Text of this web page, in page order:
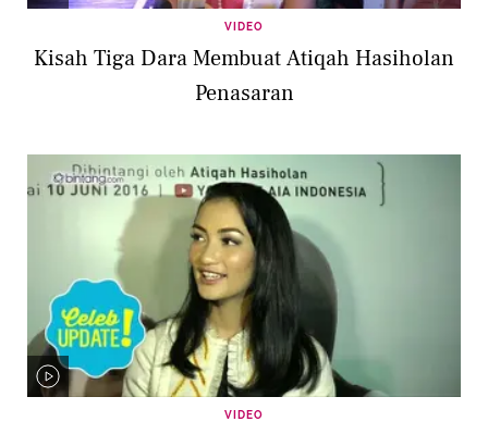
VIDEO
Kisah Tiga Dara Membuat Atiqah Hasiholan
Penasaran
VIDEO